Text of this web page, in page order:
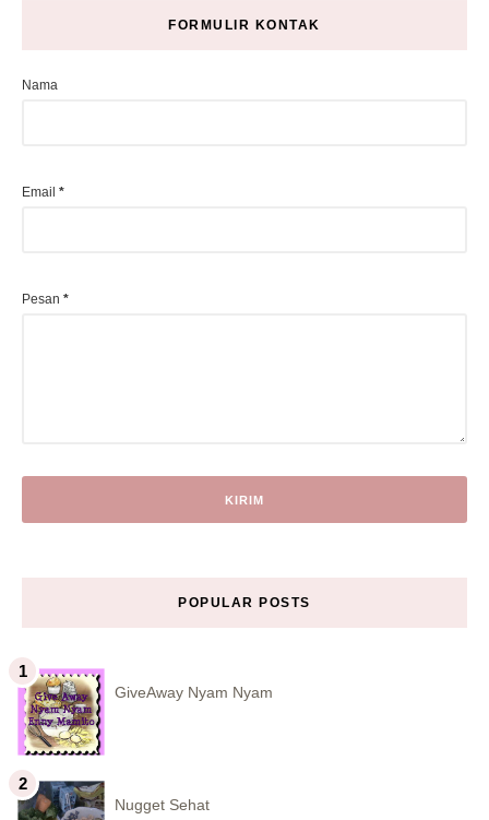
FORMULIR KONTAK
Nama
Email *
Pesan *
POPULAR POSTS
GiveAway Nyam Nyam
Nugget Sehat